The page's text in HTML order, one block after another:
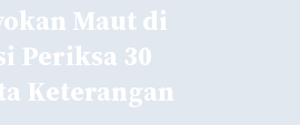
Maut di
Periksa 30
Keterangan